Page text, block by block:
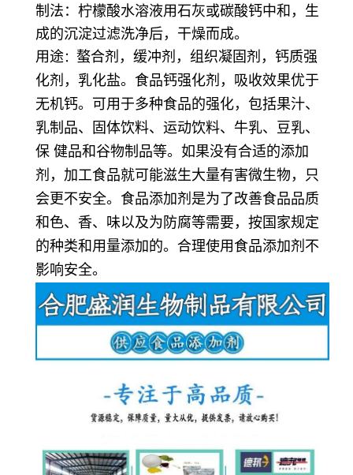
制法：柠檬酸水溶液用石灰或碳酸钙中和，生
成的沉淀过滤洗净后，干燥而成。
用途： 螯合剂，缓冲剂，组织凝固剂，钙质强
化剂，乳化盐。 食品钙强化剂，吸收效果优于
无机钙。可用于多种食品的强化，包括果汁、
乳制品、固体饮料、运动饮料、牛乳、豆乳、
保 健品和谷物制品等。如果没有合适的添加
剂，加工食品就可能滋生大量有害微生物，只
会更不安全。食品添加剂是为了改善食品品质
和色、香、味以及为防腐等需要，按国家规定
的种类和用量添加的。合理使用食品添加剂不
影响安全。